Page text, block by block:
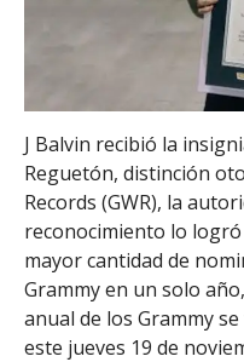
J Balvin recibió la
Reguetón, distinción
Records (GWR), la
reconocimiento lo
mayor cantidad de
Grammy en un solo
anual de los Grammy
este jueves 19 de